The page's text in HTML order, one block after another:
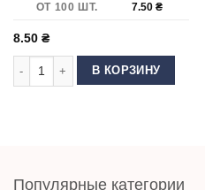
ОТ 100 ШТ. 7.50 ₴
8.50 ₴
Количество товара Пряжка для
В КОРЗИНУ
Популярные категории